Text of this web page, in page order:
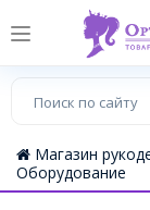
Магазин
Оборудование